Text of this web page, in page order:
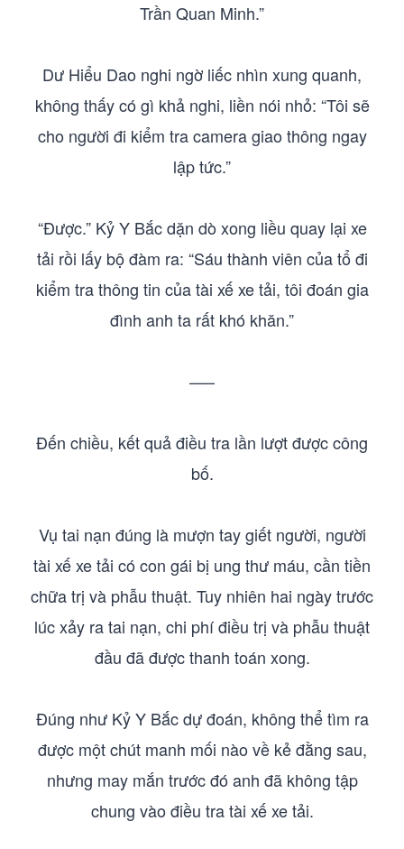
Trần Quan Minh.”
Dư Hiểu Dao nghi ngờ liếc nhìn xung quanh,
không thấy có gì khả nghi, liền nói nhỏ: “Tôi sẽ
cho người đi kiểm tra camera giao thông ngay
lập tức.”
“Được.” Kỷ Y Bắc dặn dò xong liều quay lại xe
tải rồi lấy bộ đàm ra: “Sáu thành viên của tổ đi
kiểm tra thông tin của tài xế xe tải, tôi đoán gia
đình anh ta rất khó khăn.”
—–
Đến chiều, kết quả điều tra lần lượt được công
bố.
Vụ tai nạn đúng là mượn tay giết người, người
tài xế xe tải có con gái bị ung thư máu, cần tiền
chữa trị và phẫu thuật. Tuy nhiên hai ngày trước
lúc xảy ra tai nạn, chi phí điều trị và phẫu thuật
đầu đã được thanh toán xong.
Đúng như Kỷ Y Bắc dự đoán, không thể tìm ra
được một chút manh mối nào về kẻ đằng sau,
nhưng may mắn trước đó anh đã không tập
chung vào điều tra tài xế xe tải.